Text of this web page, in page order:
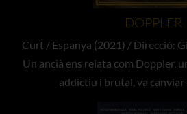
DOPPLER
Curt / Espanya (2021) / Direcció:
Un ancià ens relata com Doppler,
addictiu i brutal, va